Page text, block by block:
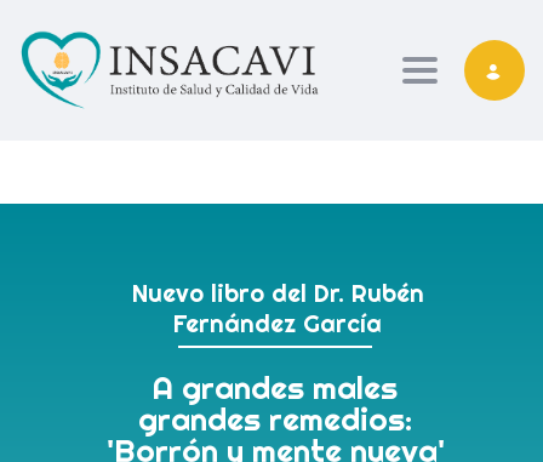
Toggle
Nuevo libro del Dr. Rubén
Fernández García
A grandes males
grandes remedios:
'Borrón y mente nueva'